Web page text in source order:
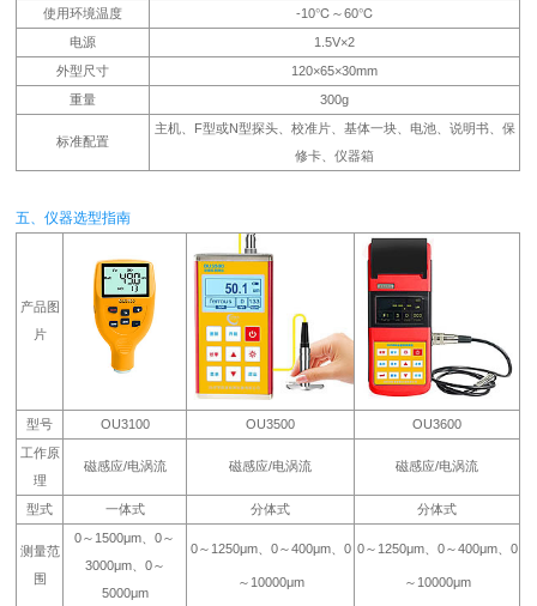
使用环境温度
-10℃～60℃
电源
1.5V×2
外型尺寸
120×65×30mm
重量
300g
标准配置
主机、F型或N型探头、校准片、基体一块、电池、说明书、保
修卡、仪器箱
五、仪器选型指南
产品图
片
型号 OU3100 OU3500
OU3600
工作原
理
磁感应/电涡流 磁感应/电涡流 磁感应/电涡流
型式 一体式 分体式 分体式
测量范
围
0～1500μm、0～
3000μm、0～
5000μm
0～1250μm、0～400μm、0
～10000μm
0～1250μm、0～400μm、0
～10000μm